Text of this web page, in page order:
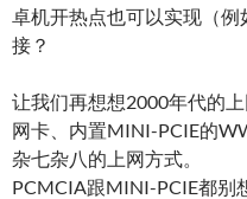
卓机开热点也可以实现（
接？
让我们再想想2000年代的
网卡、内置MINI-PCIE的
杂七杂八的上网方式。
PCMCIA跟MINI-PCIE都别